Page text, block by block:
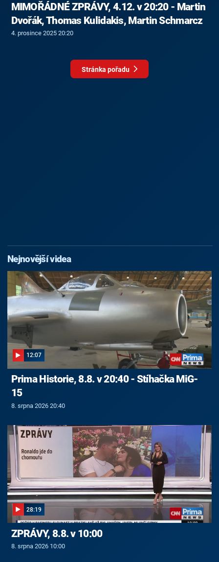
MIMOŘÁDNÉ ZPRÁVY, 4.12. v 20:20 - Martin
Dvořák, Thomas Kulidakis, Martin Schmarcz
4. prosince 2025 20:20
Stránka pořadu
Nejnovější videa
12:07
Prima Historie, 8.8. v 20:40 - Stíhačka MiG-
15
8. srpna 2026 20:40
28:19
ZPRÁVY, 8.8. v 10:00
8. srpna 2026 10:00